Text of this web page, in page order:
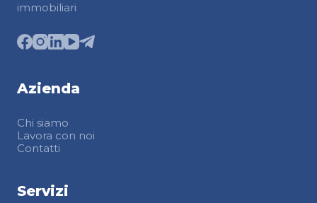
immobiliari
Azienda
Chi siamo
Lavora con noi
Contatti
Servizi